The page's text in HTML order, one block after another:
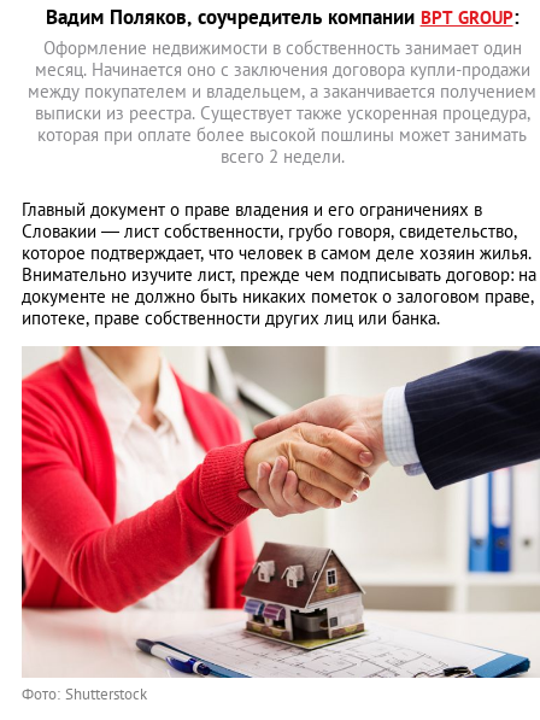
Вадим Поляков, соучредитель компании BPT GROUP:
Оформление недвижимости в собственность занимает один
месяц. Начинается оно с заключения договора купли-продажи
между покупателем и владельцем, а заканчивается получением
выписки из реестра. Существует также ускоренная процедура,
которая при оплате более высокой пошлины может занимать
всего 2 недели.
Главный документ о праве владения и его ограничениях в
Словакии ― лист собственности, грубо говоря, свидетельство,
которое подтверждает, что человек в самом деле хозяин жилья.
Внимательно изучите лист, прежде чем подписывать договор: на
документе не должно быть никаких пометок о залоговом праве,
ипотеке, праве собственности других лиц или банка.
Фото: Shutterstock